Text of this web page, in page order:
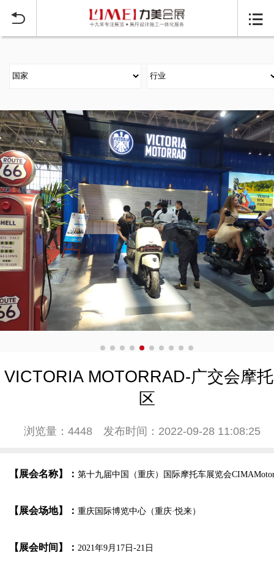
 
VICTORIA MOTORRAD-广交会摩
区
浏览量：4448 发布时间：2022-09-28 11:08:25
【展会名称】： 第十九届中国（重庆）国际摩托车展览会
【展会场地】： 重庆国际博览中心（重庆·悦来）
【展会时间】： 2021年9月17日-21日